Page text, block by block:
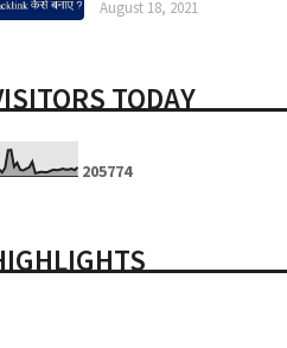
August 18, 2021
TODAY
205774